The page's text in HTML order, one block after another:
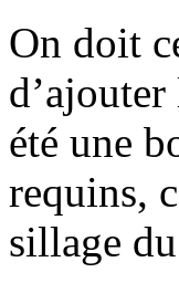
On doit
été une
requins,
sillage